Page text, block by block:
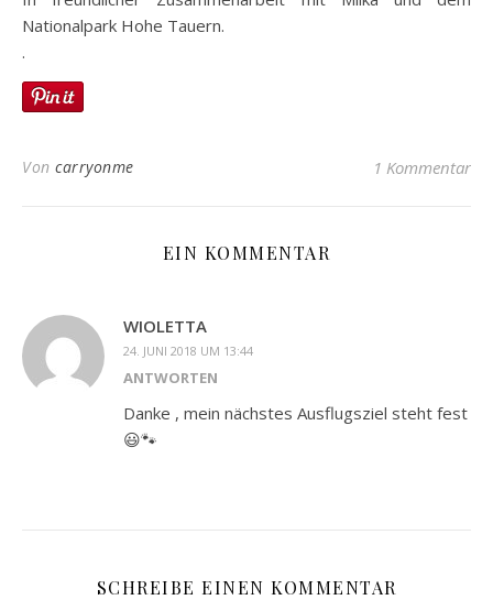
Nationalpark Hohe Tauern.
.
Von carryonme 1 Kommentar
EIN KOMMENTAR
WIOLETTA
24. JUNI 2018 UM 13:44
ANTWORTEN
Danke , mein nächstes Ausflugsziel steht fest
😃🐾
SCHREIBE EINEN KOMMENTAR